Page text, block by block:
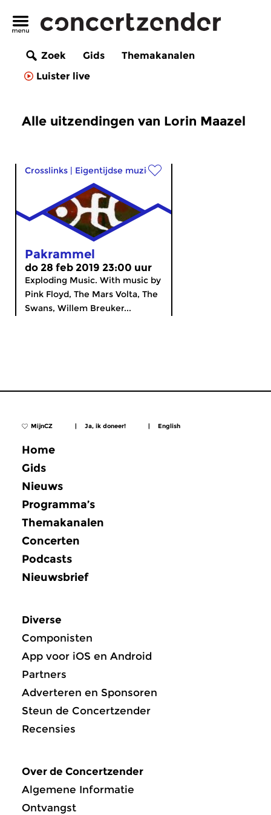
Zoek Gids
Themakanalen
Luister live
Alle uitzendingen van Lorin Maazel
Crosslinks | Eigentijdse muziek
Pakrammel
do 28 feb 2019 23:00 uur
Exploding Music. With music by
Pink Floyd, The Mars Volta, The
Swans, Willem Breuker...
MijnCZ | Ja, ik doneer! | English
Home
Gids
Nieuws
Programma’s
Themakanalen
Concerten
Podcasts
Nieuwsbrief
Diverse
Componisten
App voor iOS en Android
Partners
Adverteren en Sponsoren
Steun de Concertzender
Recensies
Over de Concertzender
Algemene Informatie
Ontvangst